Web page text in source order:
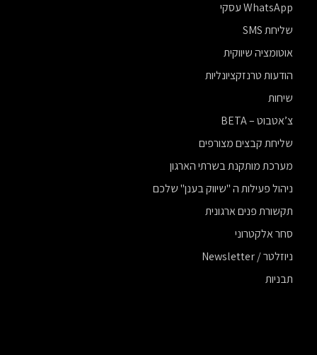
WhatsApp עסקי
שליחת SMS
אוטומציה שיווקית
הודעות טרנזקציונליות
שיחות
צ’אטבוט – BETA
שליחת קבצים מצורפים
מערכת מותקנת בשרתי הארגון
ניהול פעילות ה "שיווק בענן" שלכם
תקשורת פנים ארגונית
סחר אלקטרוני
ניוזלטר / Newsletter
תבניות